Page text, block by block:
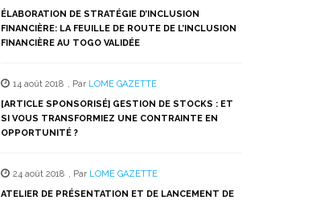
ÉLABORATION DE STRATÉGIE D’INCLUSION
FINANCIÈRE: LA FEUILLE DE ROUTE DE L’INCLUSION
FINANCIÈRE AU TOGO VALIDÉE
14 août 2018 , Par LOME GAZETTE
[ARTICLE SPONSORISÉ] GESTION DE STOCKS : ET
SI VOUS TRANSFORMIEZ UNE CONTRAINTE EN
OPPORTUNITÉ ?
24 août 2018 , Par LOME GAZETTE
ATELIER DE PRÉSENTATION ET DE LANCEMENT DE